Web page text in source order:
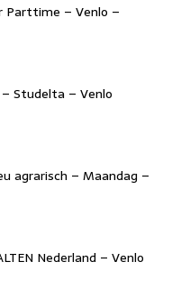
Parttime – Venlo –
Studelta – Venlo
agrarisch – Maandag –
Nederland – Venlo